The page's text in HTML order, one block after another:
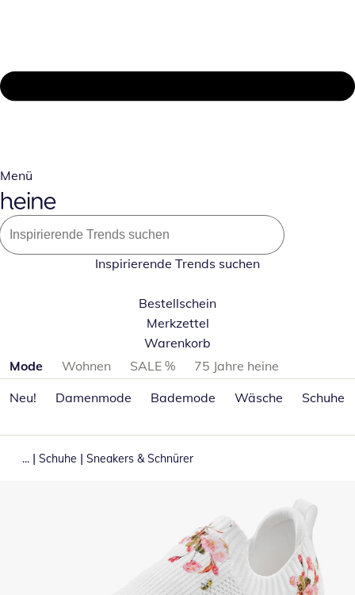
Menü
Inspirierende Trends suchen
Bestellschein
Merkzettel
Warenkorb
Produktkategorien überspringen
Mode Wohnen SALE %
75 Jahre heine
Neu!
Damenmode Bademode Wäsche Schuhe
... | Schuhe | Sneakers & Schnürer